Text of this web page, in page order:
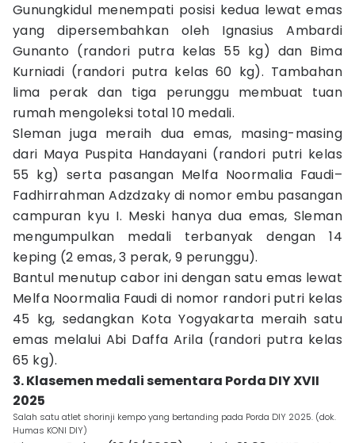
Gunungkidul menempati posisi kedua lewat emas
yang dipersembahkan oleh Ignasius Ambardi
Gunanto (randori putra kelas 55 kg) dan Bima
Kurniadi (randori putra kelas 60 kg). Tambahan
lima perak dan tiga perunggu membuat tuan
rumah mengoleksi total 10 medali.
Sleman juga meraih dua emas, masing-masing
dari Maya Puspita Handayani (randori putri kelas
55 kg) serta pasangan Melfa Noormalia Faudi–
Fadhirrahman Adzdzaky di nomor embu pasangan
campuran kyu I. Meski hanya dua emas, Sleman
mengumpulkan medali terbanyak dengan 14
keping (2 emas, 3 perak, 9 perunggu).
Bantul menutup cabor ini dengan satu emas lewat
Melfa Noormalia Faudi di nomor randori putri kelas
45 kg, sedangkan Kota Yogyakarta meraih satu
emas melalui Abi Daffa Arila (randori putra kelas
65 kg).
3. Klasemen medali sementara Porda DIY XVII
2025
Salah satu atlet shorinji kempo yang bertanding pada Porda DIY 2025. (dok.
Humas KONI DIY)